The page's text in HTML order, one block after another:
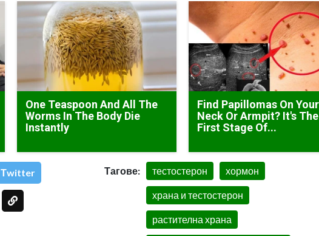
One Teaspoon And All The
Worms In The Body Die
Instantly
Find Papillomas On Your
Neck Or Armpit? It's The
First Stage Of...
Тwitter Тагове: тестостерон хормон
храна и тестостерон
растителна храна